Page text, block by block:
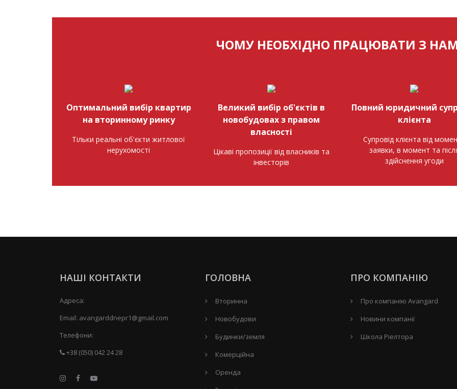
ЧОМУ НЕОБХІДНО ПРАЦЮВАТИ З
Оптимальний вибір квартир
на вторинному ринку
Тільки реальні об'єкти житлової
нерухомості
Великий вибір об'єктів в
новобудовах з правом
власності
Цікаві пропозиції від власників та
інвесторів
Повний юридичний
клієнта
Супровід клієнта від
заявки, в момент та
здійснення угоди
НАШІ КОНТАКТИ
Адреса:
Email: avangarddnepr1@gmail.com
Телефони:
+38 (050) 042 24 28
ГОЛОВНА
Вторинна
Новобудови
Будинки/земля
Комерційна
Оренда
ПРО КОМПАНІЮ
Про компанію Avangard
Новини компанії
Школа Ріелтора